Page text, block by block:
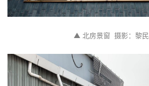
▲ 北房景窗  摄影：黎民